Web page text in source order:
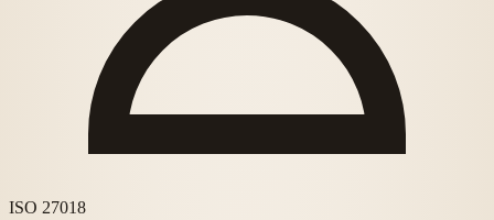
ISO 27018